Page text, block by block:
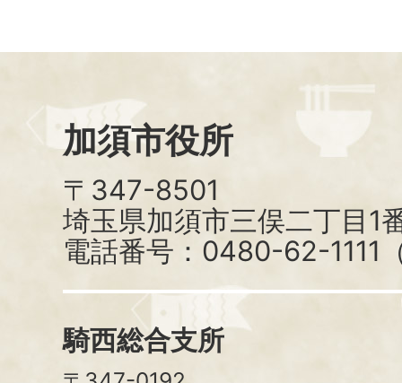
加須市役所
〒347-8501
埼玉県加須市三俣二丁目1
電話番号：0480-62-1111
騎西総合支所